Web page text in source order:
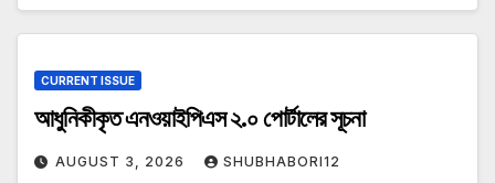
CURRENT ISSUE
আধুনিকীকৃত এনওয়াইপিএস ২.০ পোর্টালের সূচনা
AUGUST 3, 2026 SHUBHABORI12